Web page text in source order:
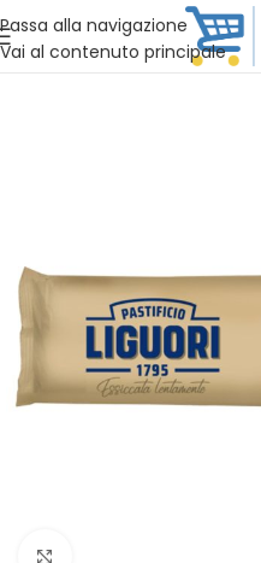
Passa alla navigazione
Vai al contenuto principale
Vuoi assistenza?